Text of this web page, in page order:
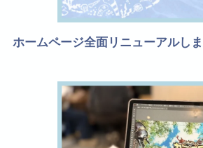
ホームページ全面リニューアルしま